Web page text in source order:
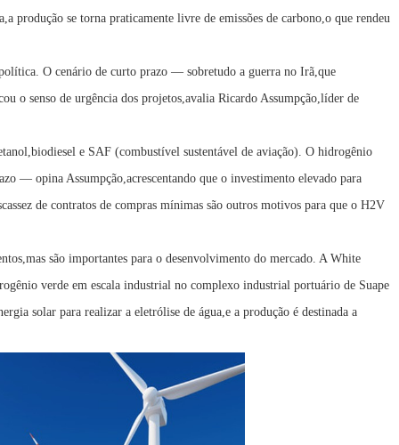
produção se torna praticamente livre de emissões de carbono,o que rendeu
O cenário de curto prazo — sobretudo a guerra no Irã,que
o senso de urgência dos projetos,avalia Ricardo Assumpção,líder de
e SAF (combustível sustentável de aviação). O hidrogênio
— opina Assumpção,acrescentando que o investimento elevado para
de contratos de compras mínimas são outros motivos para que o H2V
são importantes para o desenvolvimento do mercado. A White
verde em escala industrial no complexo industrial portuário de Suape
solar para realizar a eletrólise de água,e a produção é destinada a